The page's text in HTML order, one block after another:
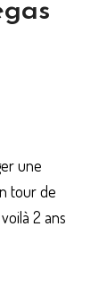
une
tour de
2 ans